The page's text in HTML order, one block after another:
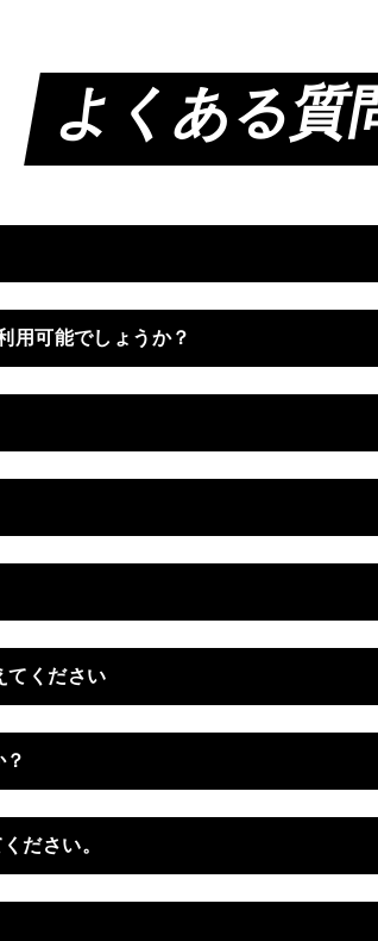
故につながる可能性がありますので、本規約を
policy/
よくある質
用可能でしょうか？
てください
利用制限
ード
ださい。